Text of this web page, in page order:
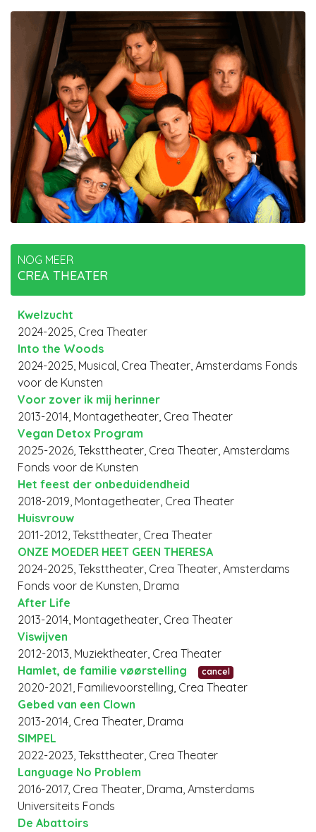
NOG MEER
CREA THEATER
Kwelzucht
2024-2025, Crea Theater
Into the Woods
2024-2025, Musical, Crea Theater, Amsterdams Fonds
voor de Kunsten
Voor zover ik mij herinner
2013-2014, Montagetheater, Crea Theater
Vegan Detox Program
2025-2026, Teksttheater, Crea Theater, Amsterdams
Fonds voor de Kunsten
Het feest der onbeduidendheid
2018-2019, Montagetheater, Crea Theater
Huisvrouw
2011-2012, Teksttheater, Crea Theater
ONZE MOEDER HEET GEEN THERESA
2024-2025, Teksttheater, Crea Theater, Amsterdams
Fonds voor de Kunsten, Drama
After Life
2013-2014, Montagetheater, Crea Theater
Viswijven
2012-2013, Muziektheater, Crea Theater
Hamlet, de familie vøørstelling
cancel
2020-2021, Familievoorstelling, Crea Theater
Gebed van een Clown
2013-2014, Crea Theater, Drama
SIMPEL
2022-2023, Teksttheater, Crea Theater
Language No Problem
2016-2017, Crea Theater, Drama, Amsterdams
Universiteits Fonds
De Abattoirs